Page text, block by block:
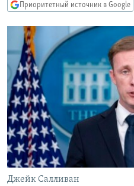
Вернутся
поиску
КАВКАЗ.РЕАЛИИ
СЕВЕР.РЕАЛИИ
СИБИРЬ.РЕАЛИИ
РАСПИСАНИЕ ВЕЩАНИЯ
ПОДПИШИТЕСЬ НА
СОЦИАЛЬНЫЕ СЕТИ
Приоритетный источник в Google
Джейк Салливан